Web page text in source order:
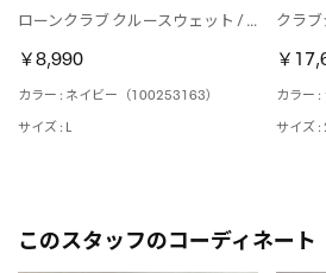
ローンクラブ クルースウェット / LAWN CLUB CREW SWEAT （ネイビー）
￥8,990
カラー : ネイビー（100253163）
サイズ : L
￥
サイズ
このスタッフのコーディネート